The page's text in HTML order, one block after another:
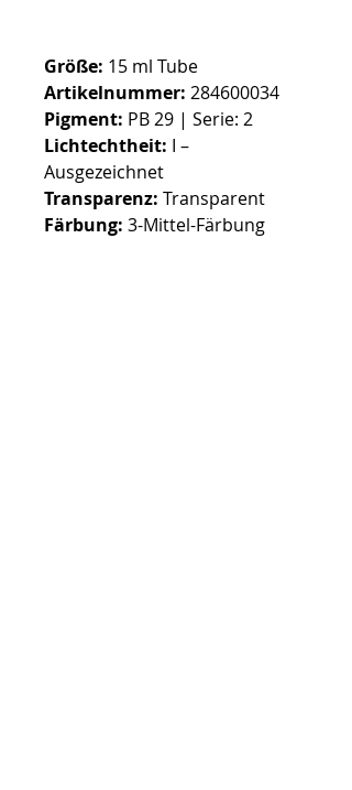
Größe: 15 ml Tube
Artikelnummer: 284600034
Pigment: PB 29 | Serie: 2
Lichtechtheit: I –
Ausgezeichnet
Transparenz: Transparent
Färbung: 3-Mittel-Färbung